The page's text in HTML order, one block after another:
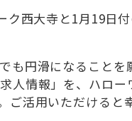
ク西大寺と1月19日
も円滑になること
人情報」を、ハロ
活用いただけると